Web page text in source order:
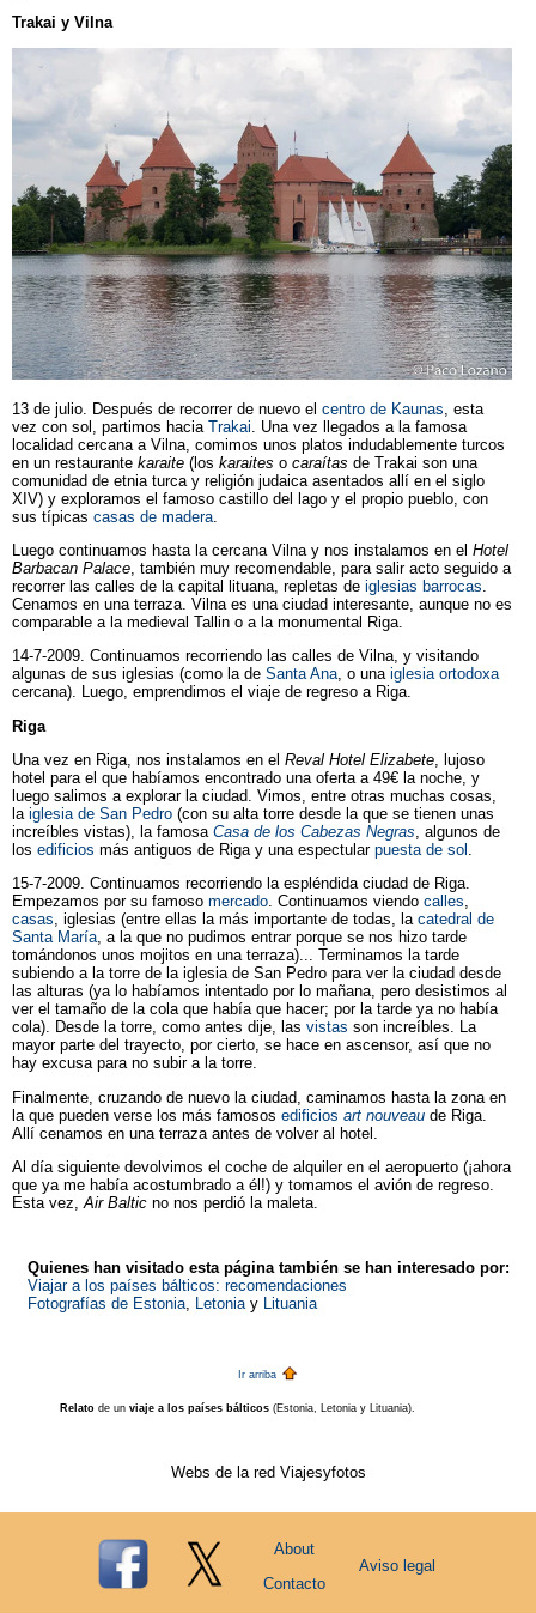
Trakai y Vilna
13 de julio. Después de recorrer de nuevo el centro de Kaunas , esta
vez con sol, partimos hacia Trakai . Una vez llegados a la famosa
localidad cercana a Vilna, comimos unos platos indudablemente turcos
en un restaurante karaite (los karaites o caraítas de Trakai son una
comunidad de etnia turca y religión judaica asentados allí en el siglo
XIV) y exploramos el famoso castillo del lago y el propio pueblo, con
sus típicas casas de madera
Luego continuamos hasta la cercana Vilna y nos instalamos en el Hotel
Barbacan Palace , también muy recomendable, para salir acto seguido a
recorrer las calles de la capital lituana, repletas de iglesias barrocas
Cenamos en una terraza. Vilna es una ciudad interesante, aunque no es
comparable a la medieval Tallin o a la monumental Riga.
14-7-2009. Continuamos recorriendo las calles de Vilna, y visitando
algunas de sus iglesias (como la de Santa Ana, o una iglesia ortodoxa
cercana). Luego, emprendimos el viaje de regreso a Riga.
Riga
Una vez en Riga, nos instalamos en el Reval Hotel Elizabete , lujoso
hotel para el que habíamos encontrado una oferta a 49€ la noche, y
luego salimos a explorar la ciudad. Vimos, entre otras muchas cosas,
la iglesia de San Pedro (con su alta torre desde la que se tienen unas
increíbles vistas), la famosa Casa de los Cabezas Negras , algunos de
los edificios más antiguos de Riga y una espectular puesta de sol
15-7-2009. Continuamos recorriendo la espléndida ciudad de Riga.
Empezamos por su famoso mercado. Continuamos viendo calles,
casas, iglesias (entre ellas la más importante de todas, la catedral de
Santa María, a la que no pudimos entrar porque se nos hizo tarde
tomándonos unos mojitos en una terraza)... Terminamos la tarde
subiendo a la torre de la iglesia de San Pedro para ver la ciudad desde
las alturas (ya lo habíamos intentado por lo mañana, pero desistimos al
ver el tamaño de la cola que había que hacer; por la tarde ya no había
cola). Desde la torre, como antes dije, las vistas son increíbles. La
mayor parte del trayecto, por cierto, se hace en ascensor, así que no
hay excusa para no subir a la torre.
Finalmente, cruzando de nuevo la ciudad, caminamos hasta la zona en
la que pueden verse los más famosos edificios art nouveau de Riga.
Allí cenamos en una terraza antes de volver al hotel.
Al día siguiente devolvimos el coche de alquiler en el aeropuerto (¡ahora
que ya me había acostumbrado a él!) y tomamos el avión de regreso.
Esta vez, Air Baltic no nos perdió la maleta.
Quienes han visitado esta página también se han interesado por:
Viajar a los países bálticos: recomendaciones
Fotografías de Estonia, Letoniay Lituania
Ir arriba
Relato de un viaje a los países bálticos (Estonia, Letonia y Lituania).
Webs de la red Viajesyfotos
About
Contacto
Aviso legal